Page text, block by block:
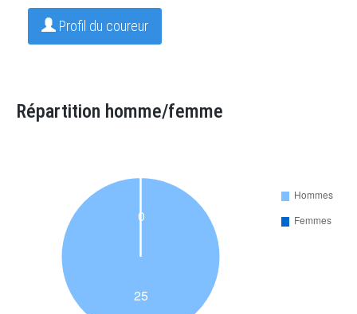
Profil du coureur
Répartition homme/femme